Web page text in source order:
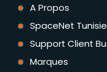
A Propos
SpaceNet
Support Client
Marques